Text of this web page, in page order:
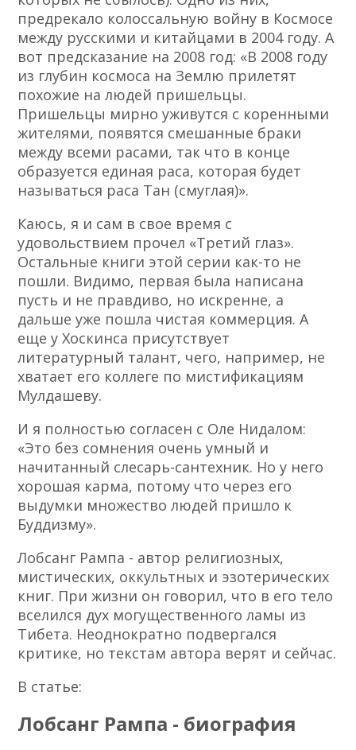
предрекало колоссальную войну в Космосе
между русскими и китайцами в 2004 году. А
вот предсказание на 2008 год: «В 2008 году
из глубин космоса на Землю прилетят
похожие на людей пришельцы.
Пришельцы мирно уживутся с коренными
жителями, появятся смешанные браки
между всеми расами, так что в конце
образуется единая раса, которая будет
называться раса Тан (смуглая)».
Каюсь, я и сам в свое время с
удовольствием прочел «Третий глаз».
Остальные книги этой серии как-то не
пошли. Видимо, первая была написана
пусть и не правдиво, но искренне, а
дальше уже пошла чистая коммерция. А
еще у Хоскинса присутствует
литературный талант, чего, например, не
хватает его коллеге по мистификациям
Мулдашеву.
И я полностью согласен с Оле Нидалом:
«Это без сомнения очень умный и
начитанный слесарь-сантехник. Но у него
хорошая карма, потому что через его
выдумки множество людей пришло к
Буддизму».
Лобсанг Рампа - автор религиозных,
мистических, оккультных и эзотерических
книг. При жизни он говорил, что в его тело
вселился дух могущественного ламы из
Тибета. Неоднократно подвергался
критике, но текстам автора верят и сейчас.
В статье:
Лобсанг Рампа - биография